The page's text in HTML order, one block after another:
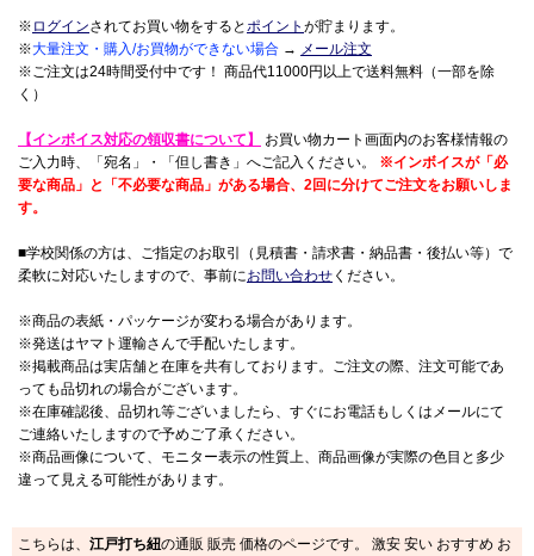
※ ログインされてお買い物をするとポイント が貯まります。
※大量注文・購入/お買物ができない場合 → メール注文
※ご注文は24時間受付中です！ 商品代11000円以上で送料無料（一部を除
く）
【インボイス対応の領収書について】
お買い物カート画面内のお客様情報の
ご入力時、「宛名」・「但し書き」へご記入ください。 ※インボイスが「必
要な商品」と「不必要な商品」がある場合、2回に分けてご注文をお願いしま
す。
■学校関係の方は、ご指定のお取引（見積書・請求書・納品書・後払い等）で
柔軟に対応いたしますので、事前にお問い合わせ ください。
※商品の表紙・パッケージが変わる場合があります。
※発送はヤマト運輸さんで手配いたします。
※掲載商品は実店舗と在庫を共有しております。ご注文の際、注文可能であ
っても品切れの場合がございます。
※在庫確認後、品切れ等ございましたら、すぐにお電話もしくはメールにて
ご連絡いたしますので予めご了承ください。
※商品画像について、モニター表示の性質上、商品画像が実際の色目と多少
違って見える可能性があります。
こちらは、 江戸打ち紐の通販 販売 価格のページです。 激安 安い おすすめ お